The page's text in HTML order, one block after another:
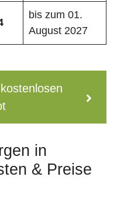
bis zum 01.
August 2027
in
& Preise